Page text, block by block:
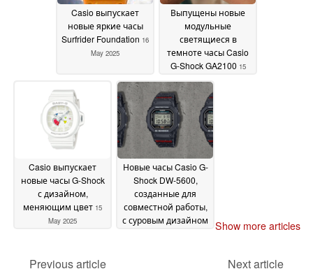
Casio выпускает
новые яркие часы
Surfrider Foundation 16
May 2025
Выпущены новые
модульные
светящиеся в
темноте часы Casio
G-Shock GA2100 15
May 2025
Casio выпускает
новые часы G-Shock
с дизайном,
меняющим цвет 15
May 2025
Новые часы Casio G-
Shock DW-5600,
созданные для
совместной работы,
с суровым дизайном
Show more articles
Previous article
Next article